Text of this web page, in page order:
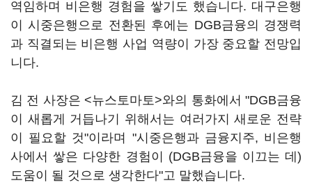
역임하며 비은행 경험을 쌓기도 했습니다. 대구은행
이 시중은행으로 전환된 후에는 DGB금융의 경쟁력
과 직결되는 비은행 사업 역량이 가장 중요할 전망입
니다.
김 전 사장은 <뉴스토마토>와의 통화에서 "DGB금융
이 새롭게 거듭나기 위해서는 여러가지 새로운 전략
이 필요할 것"이라며 "시중은행과 금융지주, 비은행
사에서 쌓은 다양한 경험이 (DGB금융을 이끄는 데)
도움이 될 것으로 생각한다"고 말했습니다.